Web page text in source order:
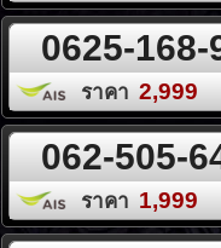
0625-168-
ราคา 2,999
062-505-
ราคา 1,999